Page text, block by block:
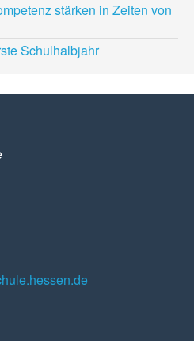
stärken in Zeiten von
Schulhalbjahr